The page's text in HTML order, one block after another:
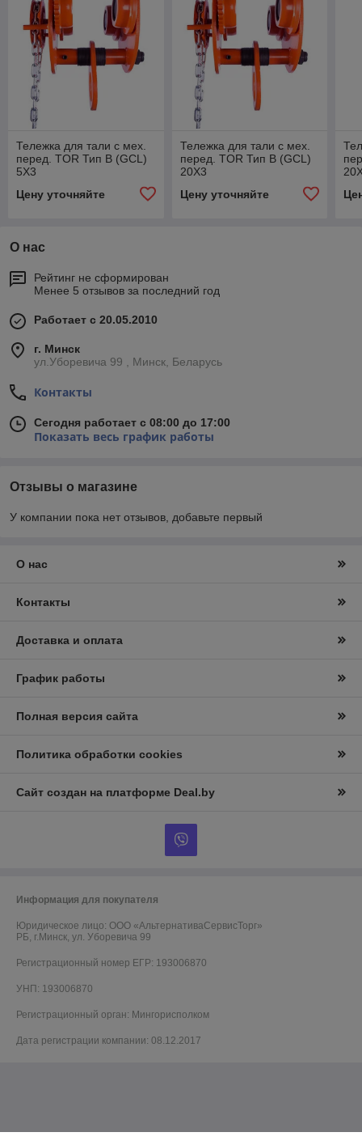
Тележка для тали с мех.
перед. TOR Тип В (GCL)
5Х3
Цену уточняйте
Тележка для тали с мех.
перед. TOR Тип В (GCL)
20Х3
Цену уточняйте
О нас
Рейтинг не сформирован
Менее 5 отзывов за последний год
Работает с 20.05.2010
г. Минск
ул.Уборевича 99 , Минск, Беларусь
Контакты
Сегодня работает с 08:00 до 17:00
Показать весь график работы
Отзывы о магазине
У компании пока нет отзывов, добавьте первый
О нас
Контакты
Доставка и оплата
График работы
Полная версия сайта
Политика обработки cookies
Сайт создан на платформе Deal.by
Информация для покупателя
Юридическое лицо: ООО «АльтернативаСервисТорг»
РБ, г.Минск, ул. Уборевича 99
Регистрационный номер ЕГР: 193006870
УНП: 193006870
Регистрационный орган: Мингорисполком
Дата регистрации компании: 08.12.2017